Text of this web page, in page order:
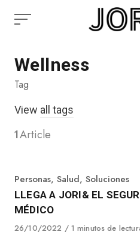
Wellness
Tag
View all tags
1Article
Category
Personas, Salud, Soluciones
LLEGA A JORI& EL
MÉDICO
Published
26/10/2022 1 minutos de